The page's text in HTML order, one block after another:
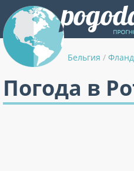
Бельгия /
Погода в